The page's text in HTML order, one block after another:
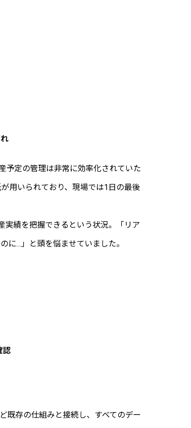
予定の管理は非常に効率化されていた
用いられており、現場では1日の最後
実績を把握できるという状況。「リア
に…」と頭を悩ませていました。
認
既存の仕組みと接続し、すべてのデー